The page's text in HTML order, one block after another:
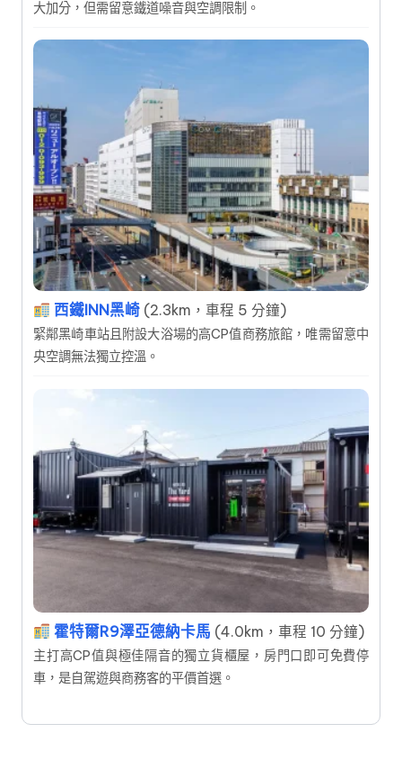
大加分，但需留意鐵道噪音與空調限制。
西鐵INN黑崎 (2.3km，車程 5 分鐘)
緊鄰黑崎車站且附設大浴場的高CP值商務旅館，唯需留意中
央空調無法獨立控溫。
霍特爾R9澤亞德納卡馬 (4.0km，車程 10 分鐘)
主打高CP值與極佳隔音的獨立貨櫃屋，房門口即可免費停
車，是自駕遊與商務客的平價首選。